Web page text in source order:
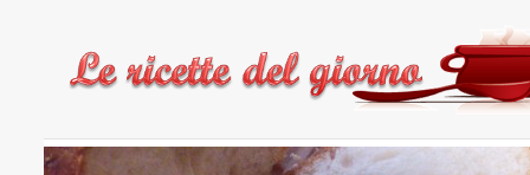
al Miele senza